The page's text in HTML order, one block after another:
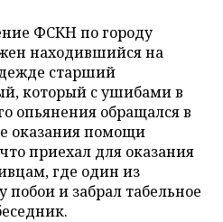
ФСКН по городу
находившийся на
старший
который с ушибами в
опьянения обращался в
оказания помощи
приехал для оказания
где один из
побои и забрал табельное